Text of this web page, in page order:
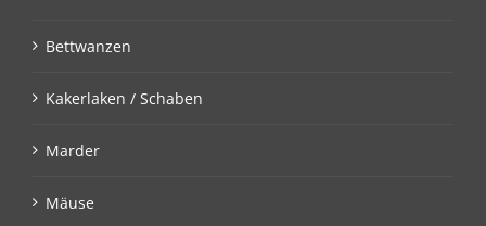
Bettwanzen
Kakerlaken / Schaben
Marder
Mäuse